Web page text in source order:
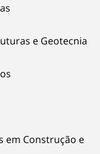
e Geotecnia
em Construção e